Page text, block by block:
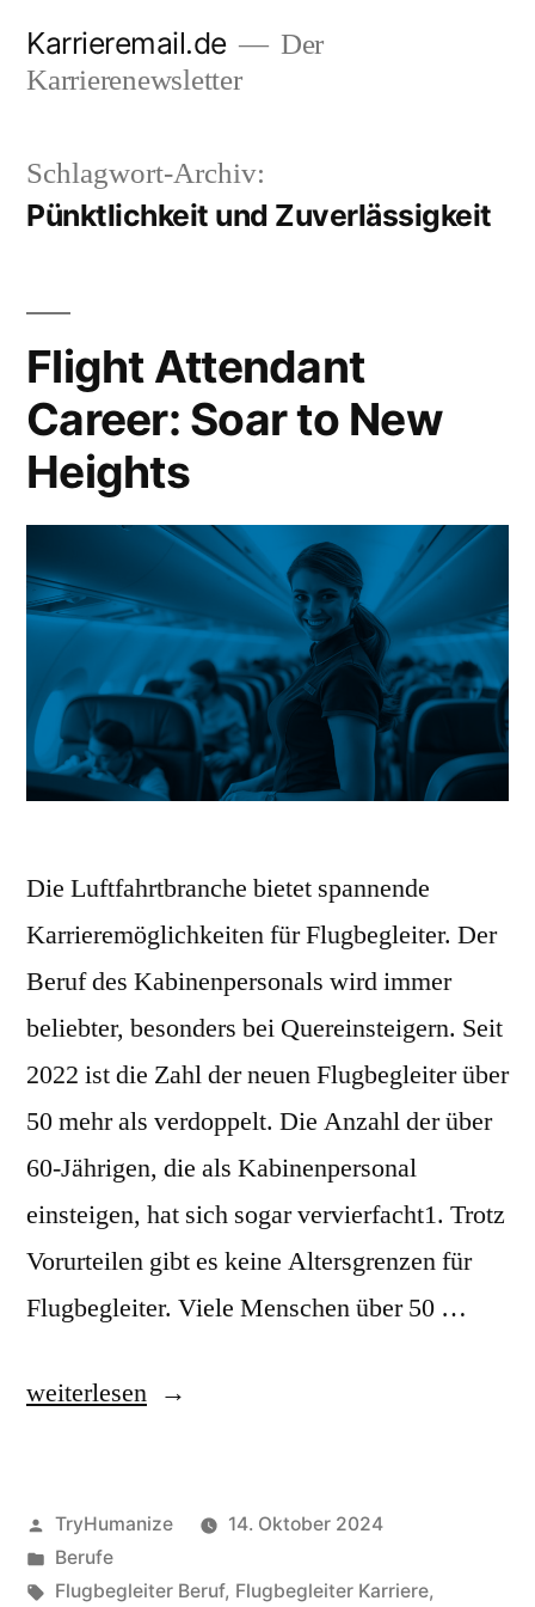
Inhalt
Karrieremail.de
Der
Karrierenewsletter
Schlagwort-Archiv:
Pünktlichkeit und Zuverlässigkeit
Flight Attendant
Career: Soar to New
Heights
Die Luftfahrtbranche bietet spannende
Karrieremöglichkeiten für Flugbegleiter. Der
Beruf des Kabinenpersonals wird immer
beliebter, besonders bei Quereinsteigern. Seit
2022 ist die Zahl der neuen Flugbegleiter über
50 mehr als verdoppelt. Die Anzahl der über
60-Jährigen, die als Kabinenpersonal
einsteigen, hat sich sogar vervierfacht1. Trotz
Vorurteilen gibt es keine Altersgrenzen für
Flugbegleiter. Viele Menschen über 50 …
„Flight
Soar
to
weiterlesen
Veröffentlicht
von
TryHumanize
14. Oktober 2024
Veröffentlicht
unter
Berufe
Schlagwörter:
Flugbegleiter Beruf, Flugbegleiter Karriere,